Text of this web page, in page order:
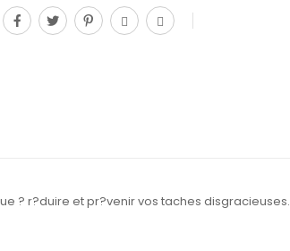
? r?duire et pr?venir vos taches disgracieuses.